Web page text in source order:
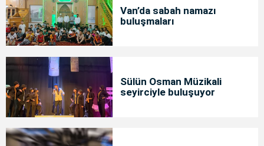
Van’da sabah namazı
buluşmaları
Sülün Osman Müzikali
seyirciyle buluşuyor